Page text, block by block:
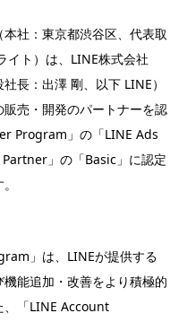
社：東京都渋谷区、代表取
イト）は、LINE株式会社
長：出澤 剛、以下 LINE）
売・開発のパートナーを認
Program」の「LINE Ads
」の「Basic」に認定
」は、LINEが提供する
能追加・改善をより積極的
、「LINE Account